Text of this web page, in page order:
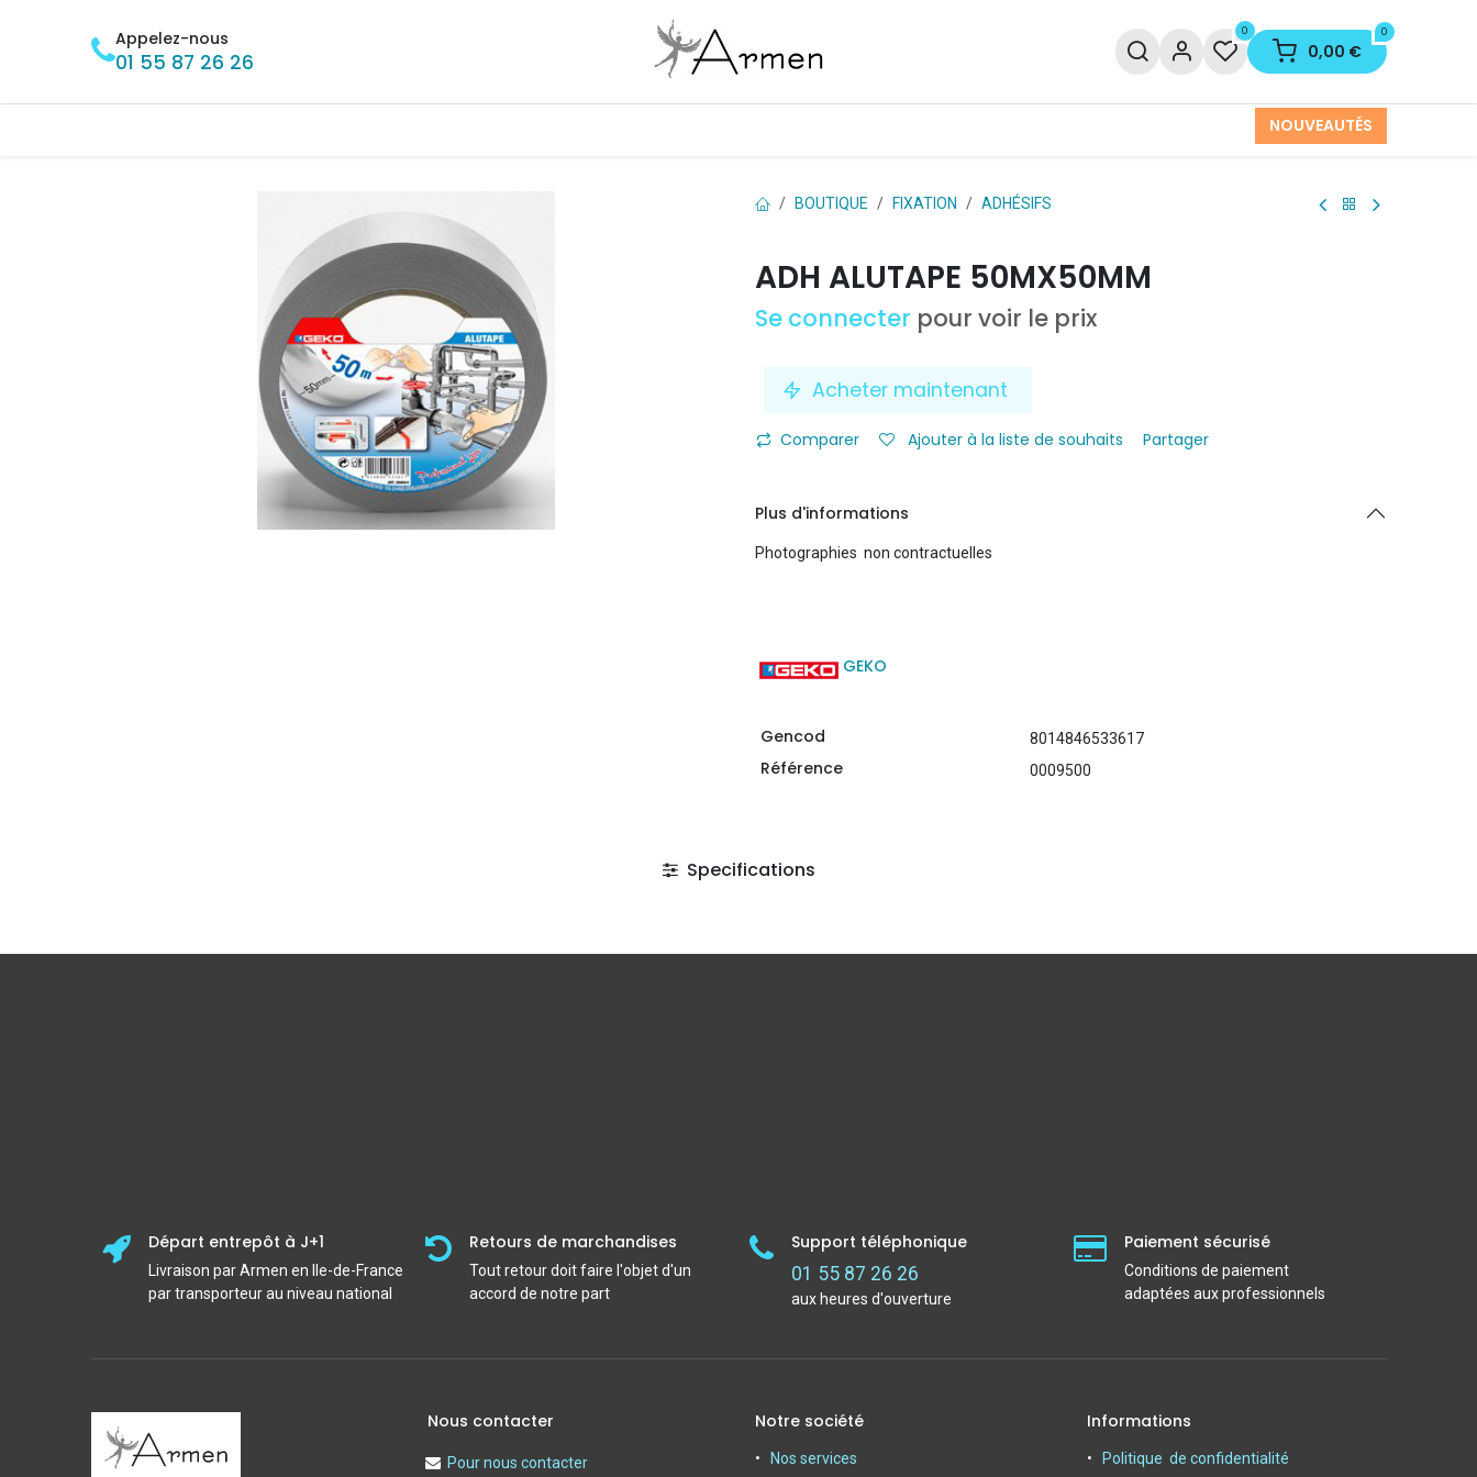
Appelez-nous
01 55 87 26 26
0 0
0,00 €
NOUVEAUTÉS
BOUTIQUE FIXATION ADHÉSIFS
ADH ALUTAPE 50MX50MM
Se connecter pour voir le prix
Acheter maintenant
Comparer Ajouter à la liste de souhaits Partager
Plus d'informations
Photographies non contractuelles
GEKO
Gencod 8014846533617
Référence 0009500
Specifications
Départ entrepôt à J+1
Livraison par Armen en Ile-de-France
par transporteur au niveau national
Retours de marchandises
Tout retour doit faire l'objet d'un
accord de notre part
Support téléphonique
01 55 87 26 26
aux heures d'ouverture
Paiement sécurisé
Conditions de paiement
adaptées aux professionnels
Nous contacter
Pour nous contacter
Notre société
Nos services
Informations
Politique de confidentialité